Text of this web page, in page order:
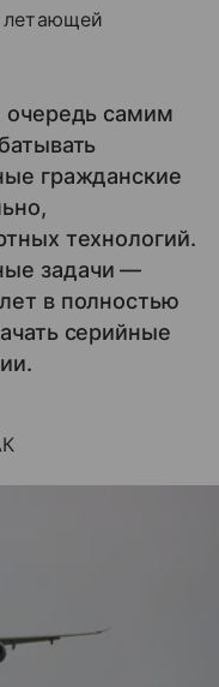
летающей
самим
гражданские
технологий.
задачи —
в полностью
серийные